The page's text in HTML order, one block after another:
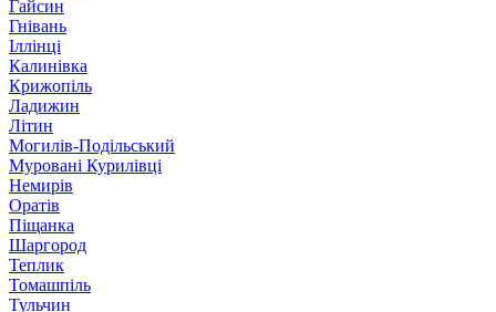
Гайсин
Гнівань
Іллінці
Калинівка
Крижопіль
Ладижин
Літин
Могилів-Подільський
Муровані Курилівці
Немирів
Оратів
Піщанка
Шаргород
Теплик
Томашпіль
Тульчин